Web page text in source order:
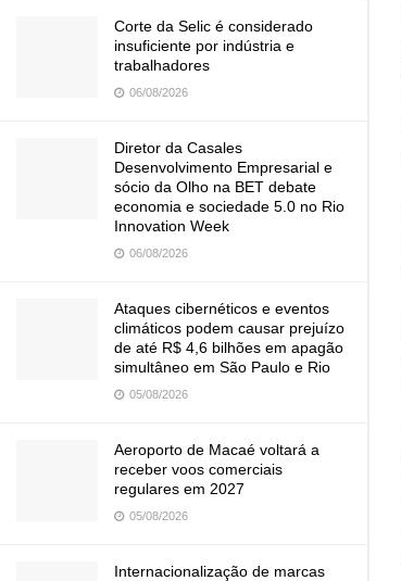
Corte da Selic é considerado
insuficiente por indústria e
trabalhadores
06/08/2026
Diretor da Casales
Desenvolvimento Empresarial e
sócio da Olho na BET debate
economia e sociedade 5.0 no Rio
Innovation Week
06/08/2026
Ataques cibernéticos e eventos
climáticos podem causar prejuízo
de até R$ 4,6 bilhões em apagão
simultâneo em São Paulo e Rio
05/08/2026
Aeroporto de Macaé voltará a
receber voos comerciais
regulares em 2027
05/08/2026
Internacionalização de marcas